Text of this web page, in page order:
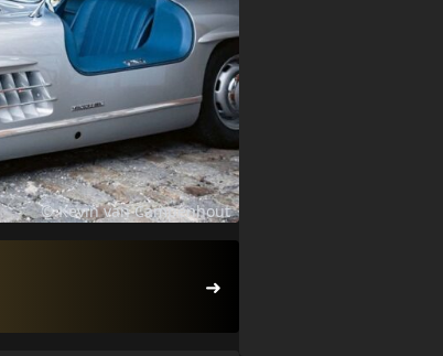
© Kevin van Campenhout